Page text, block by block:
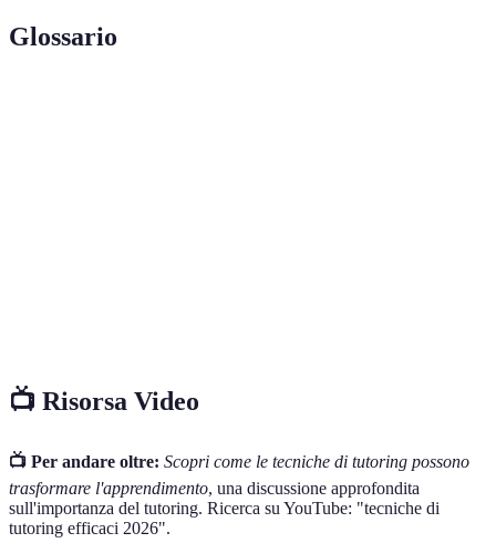
Glossario
📺 Risorsa Video
📺 Per andare oltre: Scopri come le tecniche di tutoring possono
trasformare l'apprendimento, una discussione approfondita
sull'importanza del tutoring. Ricerca su YouTube: "tecniche di
tutoring efficaci 2026".